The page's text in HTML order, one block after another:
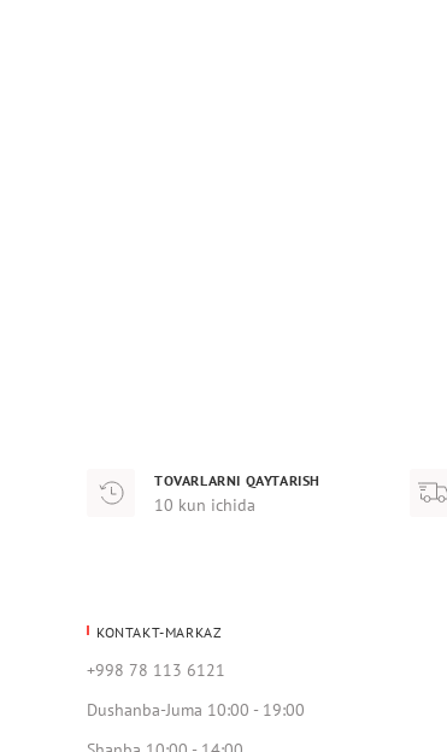
TOVARLARNI QAYTARISH
10 kun ichida
KONTAKT-MARKAZ
+998 78 113 6121
Dushanba-Juma 10:00 - 19:00